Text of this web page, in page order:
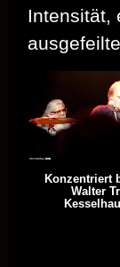
Intensität,
Konzentriert
Walter